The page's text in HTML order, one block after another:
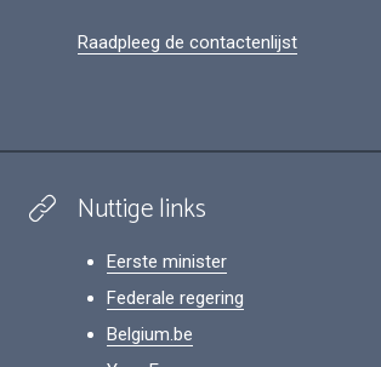
Raadpleeg de contactenlijst
Nuttige links
Eerste minister
Federale regering
Belgium.be